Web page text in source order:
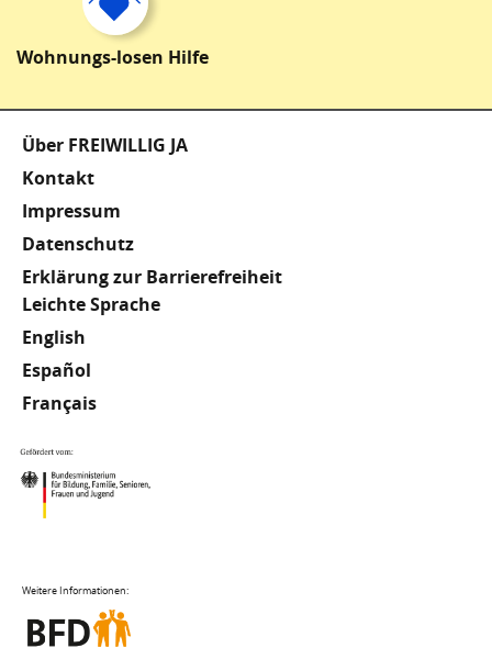
Wohnungs-losen Hilfe
Fußzeile
Über FREIWILLIG JA
Kontakt
Impressum
Datenschutz
Erklärung zur Barrierefreiheit
Meta
Footer
Leichte Sprache
English
Español
Français